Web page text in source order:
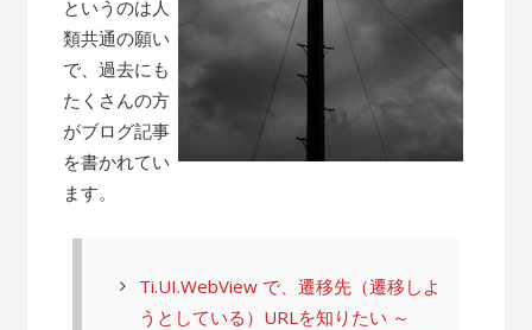
というのは人
類共通の願い
で、過去にも
たくさんの方
がブログ記事
を書かれてい
ます。
Ti.UI.WebView で、遷移先（遷移しよ
うとしている）URLを知りたい ～